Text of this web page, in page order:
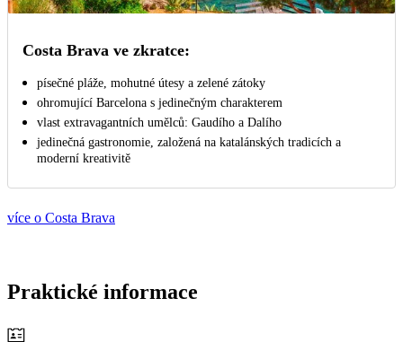
Costa Brava ve zkratce:
písečné pláže, mohutné útesy a zelené zátoky
ohromující Barcelona s jedinečným charakterem
vlast extravagantních umělců: Gaudího a Dalího
jedinečná gastronomie, založená na katalánských tradicích a
moderní kreativitě
více o Costa Brava
Praktické informace